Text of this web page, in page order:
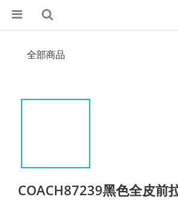
全部商品
COACH87239黑色全皮前